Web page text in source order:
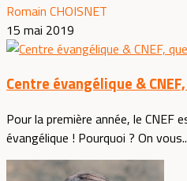
Romain CHOISNET
15 mai 2019
Centre évangélique &
Pour la première année, le CNEF
évangélique ! Pourquoi ? On